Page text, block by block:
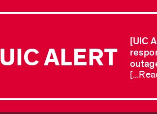
UIC ALERT
[UIC